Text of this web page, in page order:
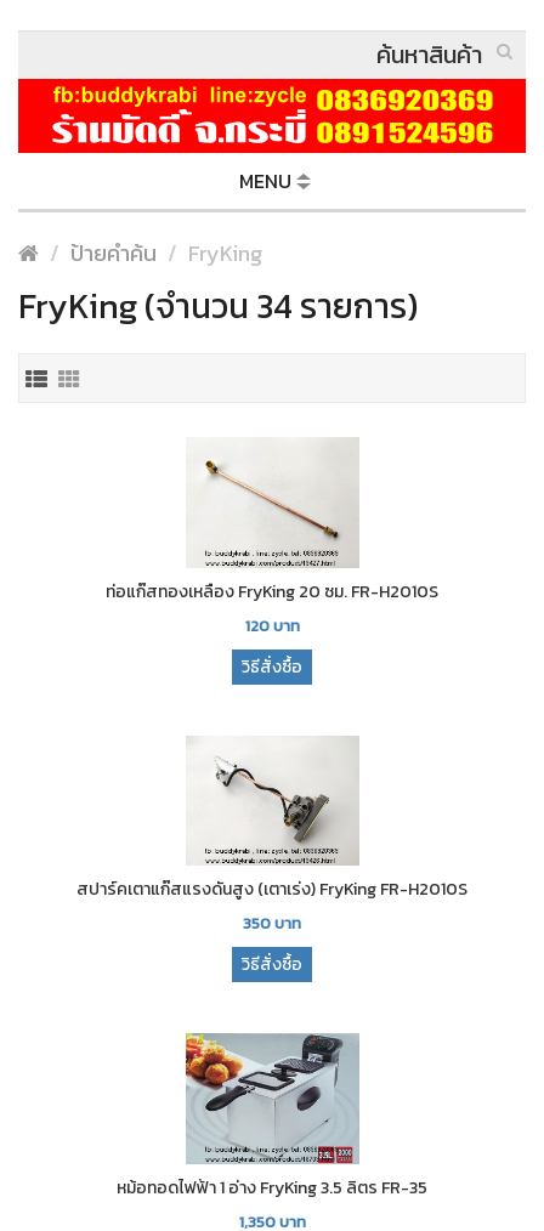
MENU
ป้ายคำค้น FryKing
FryKing (จำนวน 34 รายการ)
ท่อแก๊สทองเหลือง FryKing 20 ซม. FR-H2010S
120บาท
วิธีสั่งซื้อ
สปาร์คเตาแก๊สแรงดันสูง (เตาเร่ง) FryKing FR-H2010S
350บาท
วิธีสั่งซื้อ
หม้อทอดไฟฟ้า 1 อ่าง FryKing 3.5 ลิตร FR-35
1,350บาท